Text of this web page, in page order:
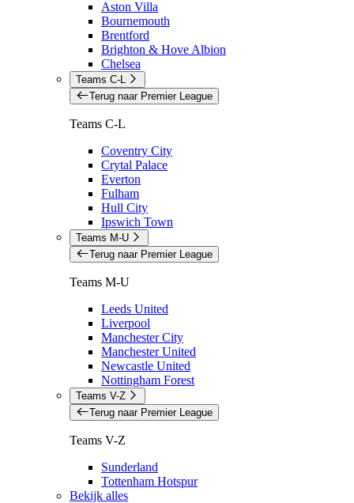
Aston Villa
Bournemouth
Brentford
Brighton & Hove Albion
Chelsea
Teams C-L
Terug naar Premier League
Teams C-L
Coventry City
Crytal Palace
Everton
Fulham
Hull City
Ipswich Town
Teams M-U
Terug naar Premier League
Teams M-U
Leeds United
Liverpool
Manchester City
Manchester United
Newcastle United
Nottingham Forest
Teams V-Z
Terug naar Premier League
Teams V-Z
Sunderland
Tottenham Hotspur
Bekijk alles